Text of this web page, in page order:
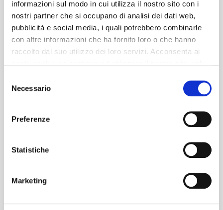
informazioni sul modo in cui utilizza il nostro sito con i
nostri partner che si occupano di analisi dei dati web,
pubblicità e social media, i quali potrebbero combinarle
con altre informazioni che ha fornito loro o che hanno
raccolto dal suo utilizzo dei loro servizi. Acconsenta ai
delNecessario
Preferenze
Statistiche
Marketing